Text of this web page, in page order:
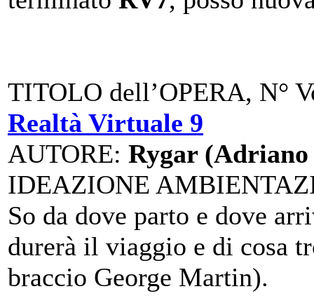
TITOLO dell’OPERA, N°
Realtà Virtuale 9
AUTORE: Rygar
IDEAZIONE
So da dove parto e dove
durerà il viaggio e di cosa
braccio George Martin).